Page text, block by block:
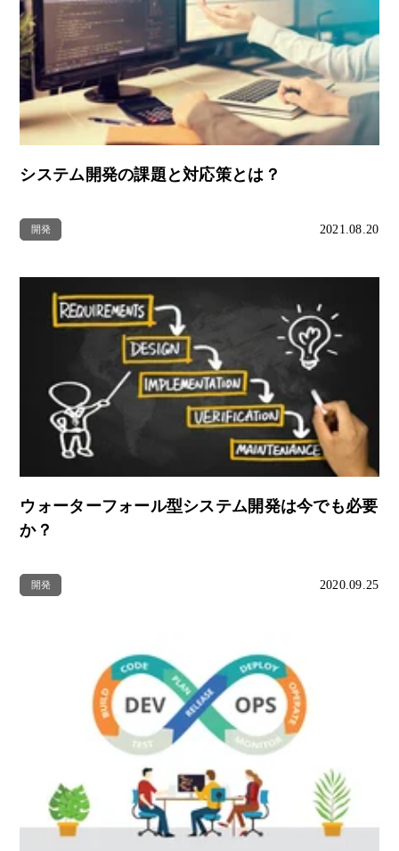
システム開発の課題と対応策とは？
開発 2021.08.20
ウォーターフォール型システム開発は今でも必要
か？
開発 2020.09.25